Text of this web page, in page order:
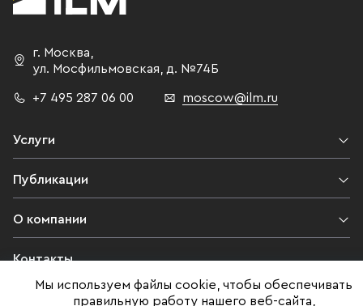
г. Москва,
ул. Мосфильмовская, д. №74Б
+7 495 287 06 00 moscow@ilm.ru
Услуги
Публикации
О компании
Контакты
Юридическая информация
Мы используем файлы cookie, чтобы обеспечивать
правильную работу нашего веб-сайта,